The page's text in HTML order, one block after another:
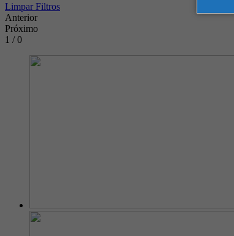
Limpar Filtros
Anterior
Próximo
1 / 0